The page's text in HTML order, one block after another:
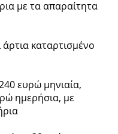
με τα απαραίτητα
καταρτισμένο
ευρώ μηνιαία,
ημερήσια, με